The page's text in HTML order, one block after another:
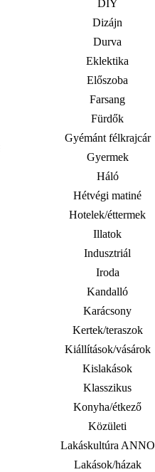
DIY
Dizájn
Durva
Eklektika
Előszoba
Farsang
Fürdők
Gyémánt félkrajcár
Gyermek
Háló
Hétvégi matiné
Hotelek/éttermek
Illatok
Indusztriál
Iroda
Kandalló
Karácsony
Kertek/teraszok
Kiállítások/vásárok
Kislakások
Klasszikus
Konyha/étkező
Közületi
Lakáskultúra ANNO
Lakások/házak